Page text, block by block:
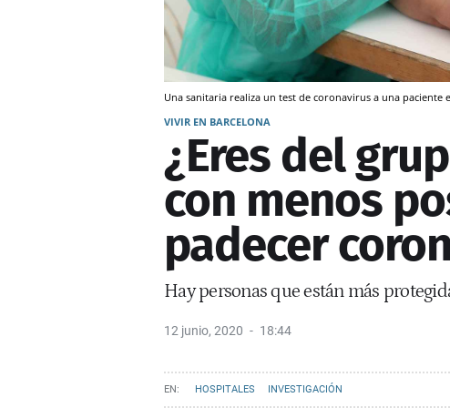
Una sanitaria realiza un test de coronavirus a una paciente
VIVIR EN BARCELONA
¿Eres del
con menos
padecer
Hay personas que están más
12 junio, 2020 18:44
HOSPITALES INVESTIGACIÓN